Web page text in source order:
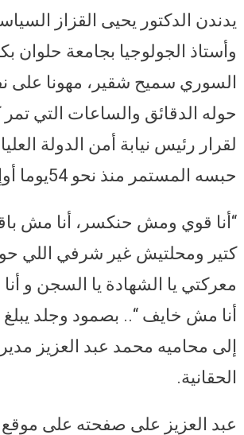
يدندن الدكتور يحيى القزاز
وأستاذ الجولوجيا بجامعة حلوان
السوري سميح شقير، مهونا على
حوله الدقائق والساعات التي تمر
لقرار رئيس نيابة أمن الدولة
حبسه المستمر منذ نحو 54يوما أوإخلاء سبيله.
“أنا قوي ومش حنكسر، أنا مش
كتير ومحلتيش غير شرفي اللي
معركتي يا الشهادة يا السجن و
أنا مش خايف “.. بصمود وجلد يبلغ
إلى محاميه محمد عبد العزيز
الحقانية.
عبد العزيز على صفحته على موقع